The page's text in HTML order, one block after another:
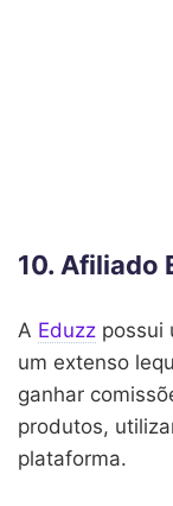
10. Afiliado
A Eduzz possui
um extenso
ganhar
produtos,
plataforma.